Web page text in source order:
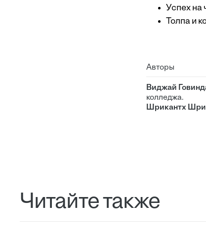
Успех на
Толпа и
Авторы
Виджай
колледжа.
Шрикантх
Читайте также